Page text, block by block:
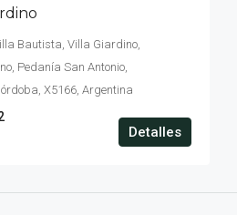
Bautista, Villa Giardino,
Pedanía San Antonio,
X5166, Argentina
Detalles